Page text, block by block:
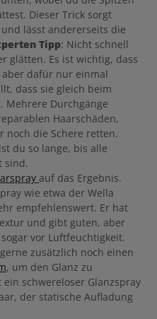
Dieser Trick sorgt
lässt andererseits die
Tipp: Nicht schnell
glätten. Es ist wichtig, dass
dafür nur einmal
dass sie gleich beim
Mehrere Durchgänge
Haarschäden,
noch die Schere retten.
du so lange, bis alle
sind.
auf das Ergebnis.
wie etwa der Wella
empfehlenswert. Er hat
und gibt guten, aber
vor Luftfeuchtigkeit.
zusätzlich noch einen
, um den Glanz zu
schwereloser Glanzspray
der statische Aufladung